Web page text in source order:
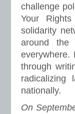
challenge
Your
solidarity
around
everywhere.
through
radicalizing
nationally.
On